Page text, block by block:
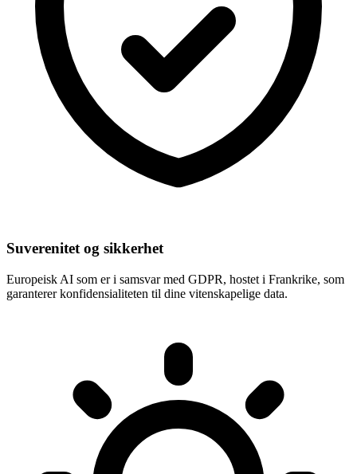
Suverenitet og sikkerhet
Europeisk AI som er i samsvar med GDPR, hostet i Frankrike, som
garanterer konfidensialiteten til dine vitenskapelige data.